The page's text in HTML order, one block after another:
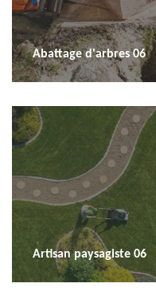
Abattage d'arbres 06
Artisan paysagiste 06